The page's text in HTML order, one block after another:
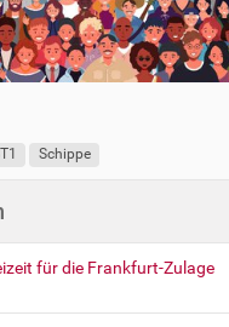
Schippe
für die Frankfurt-Zulage